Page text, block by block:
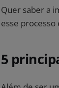
Quer saber a
esse
5